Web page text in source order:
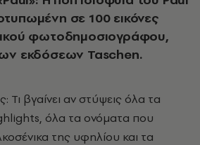
σε 100 εικόνες
φωτοδημοσιογράφου,
εκδόσεων Taschen.
βγαίνει αν στύψεις όλα τα
όλα τα ονόματα που
της υφηλίου και τα